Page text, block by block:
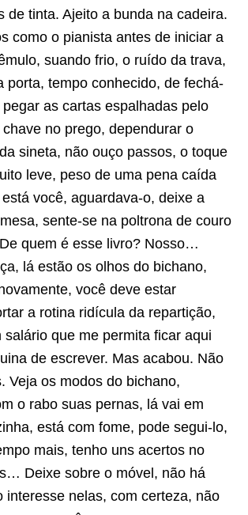
de tinta. Ajeito a bunda na cadeira.
como o pianista antes de iniciar a
suando frio, o ruído da trava,
porta, tempo conhecido, de fechá-
as cartas espalhadas pelo
no prego, dependurar o
sineta, não ouço passos, o toque
leve, peso de uma pena caída
você, aguardava-o, deixe a
sente-se na poltrona de couro
quem é esse livro? Nosso…
lá estão os olhos do bichano,
você deve estar
a rotina ridícula da repartição,
salário que me permita ficar aqui
de escrever. Mas acabou. Não
Veja os modos do bichano,
o rabo suas pernas, lá vai em
está com fome, pode segui-lo,
mais, tenho uns acertos no
Deixe sobre o móvel, não há
interesse nelas, com certeza, não